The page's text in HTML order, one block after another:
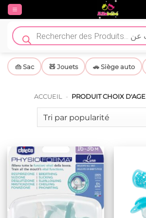
Passer
contenu
Recherche
de
produits
👜 Sac 🧸 Jouets 🚗 Siège auto
ACCUEIL - PRODUIT CHOIX D'AGE